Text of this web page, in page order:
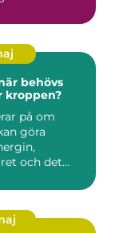
kroppen?
på om
göra
och det